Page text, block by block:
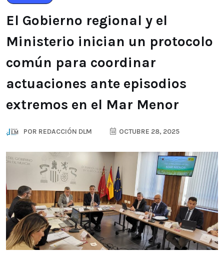
El Gobierno regional y el
Ministerio inician un protocolo
común para coordinar
actuaciones ante episodios
extremos en el Mar Menor
POR REDACCIÓN DLM OCTUBRE 28, 2025